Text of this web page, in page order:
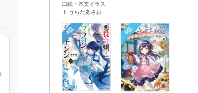
口絵・本文イラス
ト うらたあさお
4位 5位